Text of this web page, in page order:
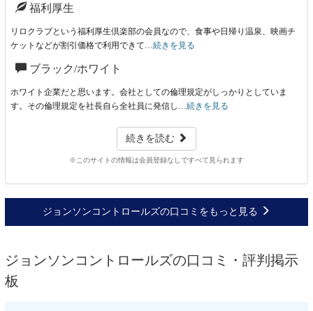
福利厚生
リロクラブという福利厚生倶楽部の会員なので、食事や日帰り温泉、映画チ
ケットなどが割引価格で利用できて… 続きを見る
ブラック/ホワイト
ホワイト企業だと思います。会社としての倫理規定がしっかりとしていま
す。その倫理規定を社長自ら全社員に発信し… 続きを見る
続きを読む
※このサイトの情報は会員登録なしですべて見られます
ジョンソンコントロールズの口コミをもっと見る
ジョンソンコントロールズの口コミ・評判掲示
板